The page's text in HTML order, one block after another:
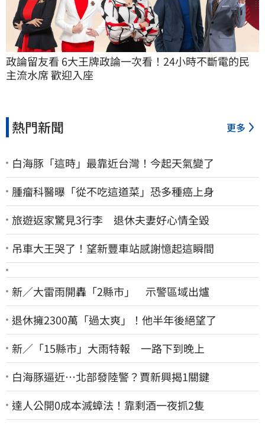
政論留友看 6大王牌政論一次看！24小時不斷電的民
主流水席 歡迎入座
熱門新聞 更多
白海豚「這時」最靠近台灣！今起天氣變了
腫瘤科醫曝「從不吃這道菜」恐多種癌上身
旅遊返家驚見3行李 退休夫妻好心情全毀
吊車大王哭了！望新豐車站感謝憶起這瞬間
新／大雷雨開轟「2縣市」 示警區域出爐
退休擁2300萬「過太爽」！他半年後絕望了
新／「15縣市」大雨特報 一路下到晚上
白海豚逼近…北部發陸警？賈新興揭1關鍵
達人公開0成本滅蟑法！靠剩酒一夜抓2隻